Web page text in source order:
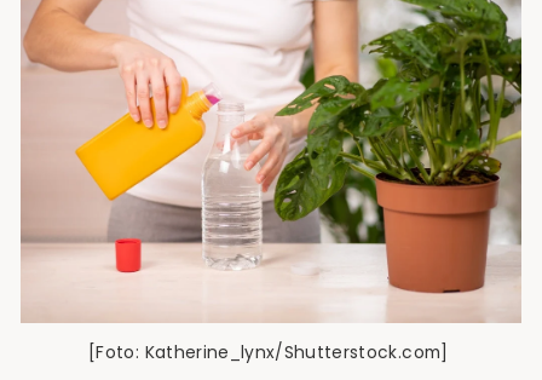
[Foto: Katherine_lynx/Shutterstock.com]